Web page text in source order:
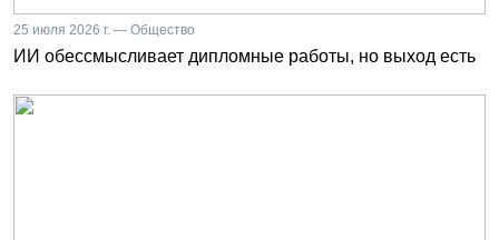
25 июля 2026 г. — Общество
ИИ обессмысливает дипломные работы, но выход есть